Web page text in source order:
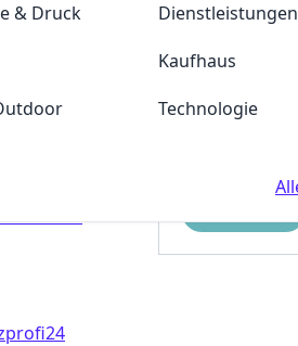
& Druck
Dienstleistungen
Kaufhaus
Technologie
ob Sie bedruckte
und
von
Smilodox
Hast du
Geldprämien